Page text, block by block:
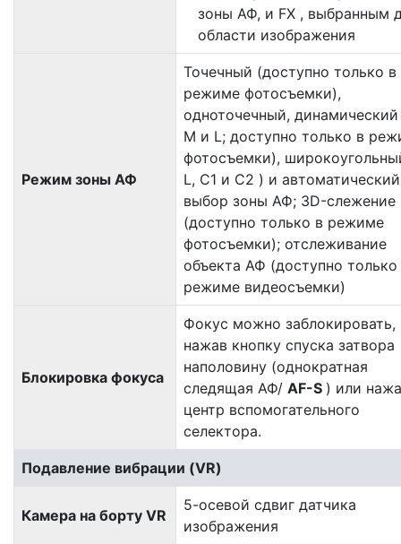
зоны АФ, и FX , выбранным
области изображения
Режим зоны АФ
Точечный (доступно только в
режиме фотосъемки),
одноточечный, динамический
M и L; доступно только в
фотосъемки),
L, C1 и C2 ) и автоматический
выбор зоны АФ; 3D-слежение
(доступно только в режиме
фотосъемки); отслеживание
объекта АФ (доступно только
режиме видеосъемки)
Блокировка фокуса
Фокус можно заблокировать,
нажав кнопку спуска затвора
наполовину (однократная
следящая АФ/ AF-S ) или
центр вспомогательного
селектора.
Подавление вибрации (VR)
Камера на борту VR
5-осевой сдвиг датчика
изображения